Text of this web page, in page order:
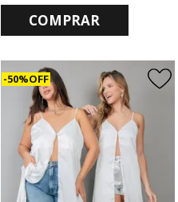
COMPRAR
50% OFF